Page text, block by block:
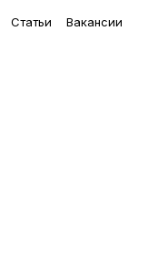
Статьи Вакансии